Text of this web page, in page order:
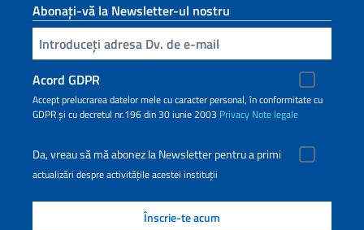
Abonați-vă la Newsletter-ul nostru
Inserisci la tua email
Acord GDPR
Accept prelucrarea datelor mele cu caracter personal, în conformitate cu
GDPR și cu decretul nr.196 din 30 iunie 2003 Privacy Note legale
Da, vreau să mă abonez la Newsletter pentru a primi
actualizări despre activitățile acestei instituții